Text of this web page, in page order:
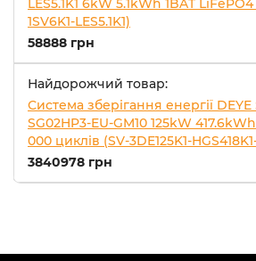
LES5.1K1 6kW 5.1kWh 1BAT
1SV6K1-LES5.1K1)
58888 грн
Найдорожчий товар:
Система зберігання енергії DEYE
SG02HP3-EU-GM10 125kW
000 циклів (SV-3DE125K1-
3840978 грн